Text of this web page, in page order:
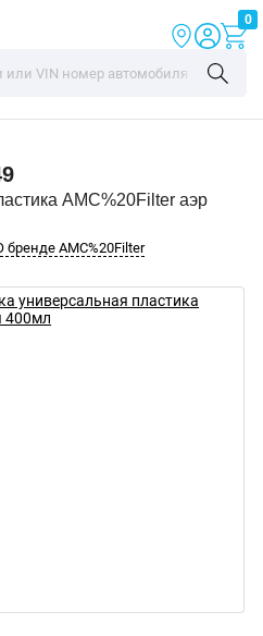
0
AMC%20Filter аэр
бренде AMC%20Filter